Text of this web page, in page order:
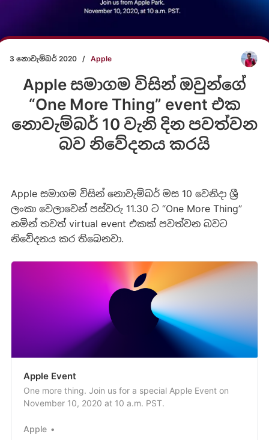
3 නොවැම්බර් 2020 / Apple
Apple සමාගම විසින් ඔවුන්ගේ
“One More Thing” event එක
නොවැම්බර් 10 වැනි දින පවත්වන
බව නිවේදනය කරයි
Apple සමාගම විසින් නොවැම්බර් මස 10 වෙනිදා ශ්‍රී
ලංකා වෙලාවෙන් පස්වරු 11.30 ට “One More Thing”
නමින් තවත් virtual event එකක් පවත්වන බවට
නිවේදනය කර තිබෙනවා.
Apple Event
One more thing. Join us for a special Apple Event on
November 10, 2020 at 10 a.m. PST.
Apple